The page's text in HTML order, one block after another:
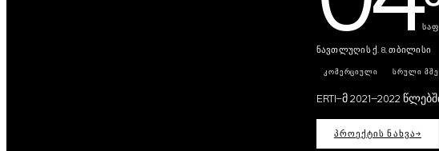
ნავთლუღის ქ. 8, თბილისი
ᲙᲝᲛᲔᲠᲪᲘᲣᲚᲘ ᲡᲠᲣᲚᲘ
ERTI-მ 2021–2022
ᲞᲠᲝᲔᲥᲢᲘᲡ ᲜᲐᲮᲕᲐ→